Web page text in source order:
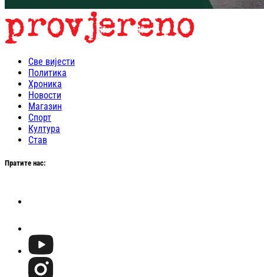
Све вијести
Политика
Хроника
Новости
Магазин
Спорт
Култура
Став
Пратите нас: